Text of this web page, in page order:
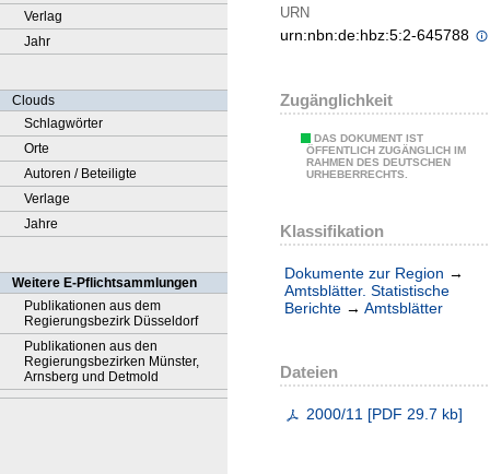
Verlag
Jahr
Clouds
Schlagwörter
Orte
Autoren / Beteiligte
Verlage
Jahre
Weitere E-Pflichtsammlungen
Publikationen aus dem
Regierungsbezirk Düsseldorf
Publikationen aus den
Regierungsbezirken Münster,
Arnsberg und Detmold
URN
urn:nbn:de:hbz:5:2-645788
Zugänglichkeit
DAS DOKUMENT IST
ÖFFENTLICH ZUGÄNGLICH IM
RAHMEN DES DEUTSCHEN
URHEBERRECHTS.
Klassifikation
Dokumente zur Region →
Amtsblätter. Statistische
Berichte → Amtsblätter
Dateien
2000/11 [PDF 29.7 kb]